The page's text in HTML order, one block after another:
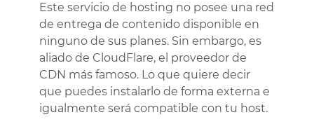
Este servicio de hosting no posee una red
de entrega de contenido disponible en
ninguno de sus planes. Sin embargo, es
aliado de CloudFlare, el proveedor de
CDN más famoso. Lo que quiere decir
que puedes instalarlo de forma externa e
igualmente será compatible con tu host.